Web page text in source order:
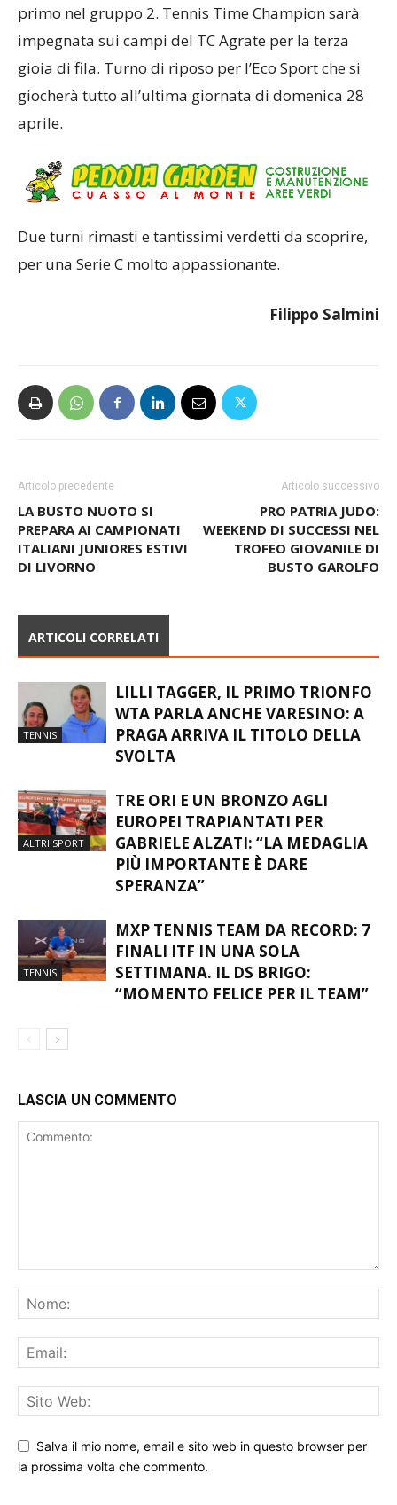
primo nel gruppo 2. Tennis Time Champion sarà
impegnata sui campi del TC Agrate per la terza
gioia di fila. Turno di riposo per l’Eco Sport che si
giocherà tutto all’ultima giornata di domenica 28
aprile.
Due turni rimasti e tantissimi verdetti da scoprire,
per una Serie C molto appassionante.
Filippo Salmini
Articolo precedente
LA BUSTO NUOTO SI
PREPARA AI CAMPIONATI
ITALIANI JUNIORES ESTIVI
DI LIVORNO
Articolo successivo
PRO PATRIA JUDO:
WEEKEND DI SUCCESSI NEL
TROFEO GIOVANILE DI
BUSTO GAROLFO
ARTICOLI CORRELATI
TENNIS
LILLI TAGGER, IL PRIMO TRIONFO
WTA PARLA ANCHE VARESINO: A
PRAGA ARRIVA IL TITOLO DELLA
SVOLTA
ALTRI SPORT
TRE ORI E UN BRONZO AGLI
EUROPEI TRAPIANTATI PER
GABRIELE ALZATI: “LA MEDAGLIA
PIÙ IMPORTANTE È DARE
SPERANZA”
TENNIS
MXP TENNIS TEAM DA RECORD: 7
FINALI ITF IN UNA SOLA
SETTIMANA. IL DS BRIGO:
“MOMENTO FELICE PER IL TEAM”
LASCIA UN COMMENTO
Salva il mio nome, email e sito web in questo browser per
la prossima volta che commento.